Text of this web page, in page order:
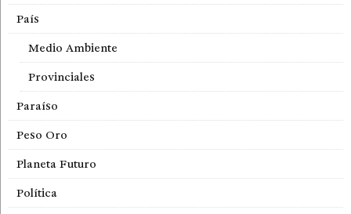
País
Medio Ambiente
Provinciales
Paraíso
Peso Oro
Planeta Futuro
Política